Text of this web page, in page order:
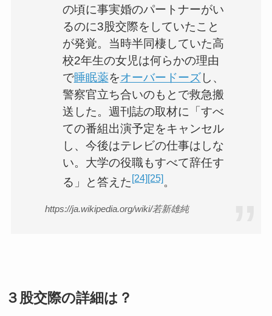
の頃に事実婚のパートナーがい
るのに3股交際をしていたこと
が発覚。当時半同棲していた高
校2年生の女児は何らかの理由
で睡眠薬をオーバードーズし、
警察官立ち合いのもとで救急搬
送した。週刊誌の取材に「すべ
ての番組出演予定をキャンセル
し、今後はテレビの仕事はしな
い。大学の役職もすべて辞任す
る」と答えた [24] [25]。
https://ja.wikipedia.org/wiki/若新雄純
３股交際の詳細は？